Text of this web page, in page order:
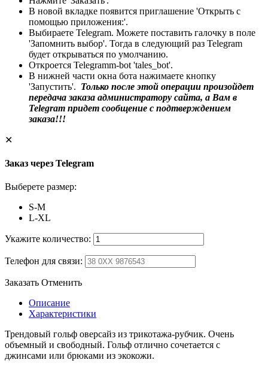
В новой вкладке появится приглашение 'Открыть с
помощью приложения:'.
Выбираете Telegram. Можете поставить галочку в поле
'Запомнить выбор'. Тогда в следующий раз Telegram
будет открываться по умолчанию.
Откроется Telegramm-bot 'tales_bot'.
В нижней части окна бота нажимаете кнопку
'Запустить'. Только после этой операции произойдет
передача заказа администратору сайта, а Вам в
Telegram придет сообщение с подтверждением
заказа!!!
✕
Заказ через Telegram
Выберете размер:
S-M
L-XL
Укажите количество:
Телефон для связи:
Заказать Отменить
Описание
Характеристики
Трендовый гольф оверсайз из трикотажа-рубчик. Очень
объемный и свободный. Гольф отлично сочетается с
джинсами или брюками из экокожи.